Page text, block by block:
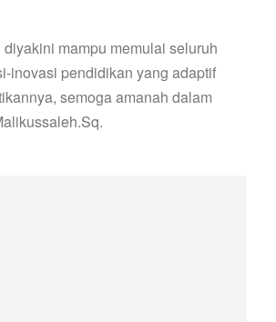
mampu memulai seluruh
inovasi pendidikan yang adaptif
semoga amanah dalam